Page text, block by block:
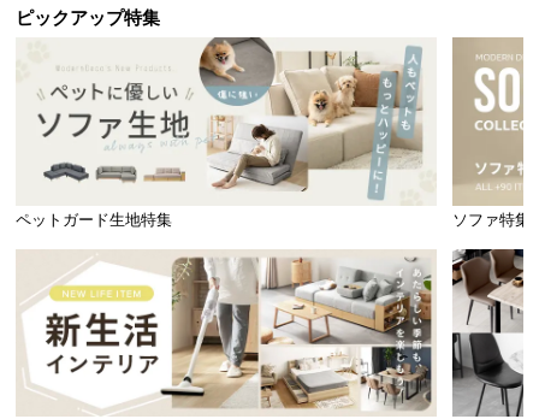
傷や水に強いメラミン化粧板
天板には耐水性や耐熱性、耐摩耗性に優れた「メラ
ミン化粧板」を使用しています。
ピックアップ特集
ペットガード生地特集 ソファ特集